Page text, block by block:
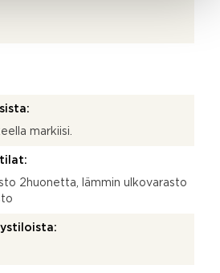
markiisi.
2huonetta, lämmin ulkovarasto